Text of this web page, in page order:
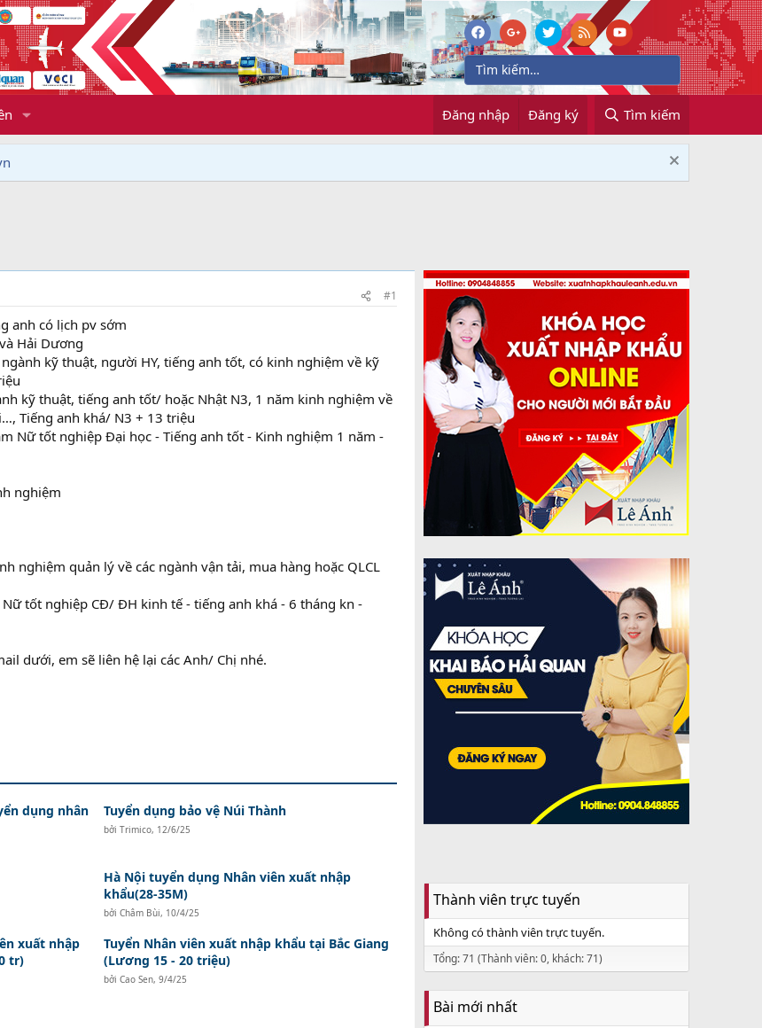
Đăng nhập Đăng ký Tìm kiếm
#1
anh có lịch pv sớm
Hải Dương
kỹ thuật, người HY, tiếng anh tốt, có kinh nghiệm về kỹ
kỹ thuật, tiếng anh tốt/ hoặc Nhật N3, 1 năm kinh nghiệm về
Tiếng anh khá/ N3 + 13 triệu
Nữ tốt nghiệp Đại học - Tiếng anh tốt - Kinh nghiệm 1 năm -
nghiệm
nghiệm quản lý về các ngành vận tải, mua hàng hoặc QLCL
tốt nghiệp CĐ/ ĐH kinh tế - tiếng anh khá - 6 tháng kn -
dưới, em sẽ liên hệ lại các Anh/ Chị nhé.
dụng nhân
Tuyển dụng bảo vệ Núi Thành
bởi Trimico, 12/6/25
Hà Nội tuyển dụng Nhân viên xuất nhập
khẩu(28-35M)
bởi Châm Bùi, 10/4/25
xuất nhập
tr)
Tuyển Nhân viên xuất nhập khẩu tại Bắc Giang
(Lương 15 - 20 triệu)
bởi Cao Sen, 9/4/25
Thành viên trực tuyến
Không có thành viên trực tuyến.
Tổng: 71 (Thành viên: 0, khách: 71)
Bài mới nhất